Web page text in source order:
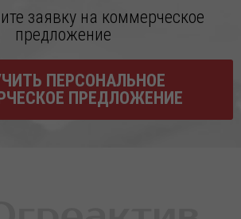
заявку на коммерческое
предложение
ПЕРСОНАЛЬНОЕ
ПРЕДЛОЖЕНИЕ